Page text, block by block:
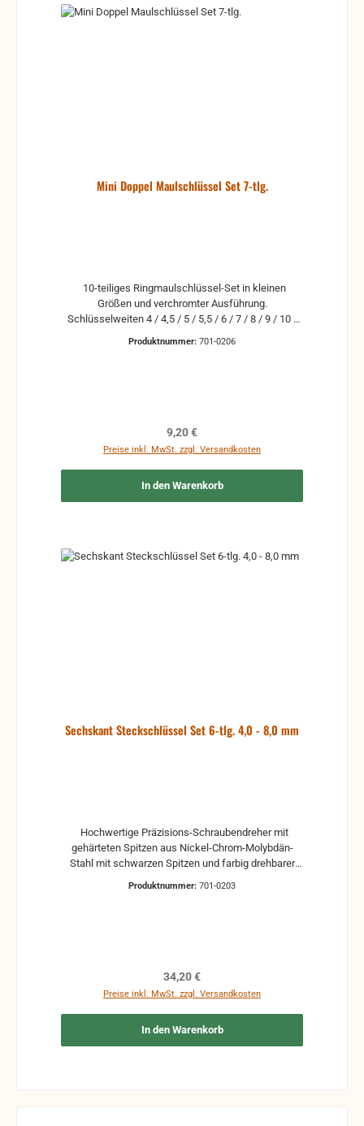
Mini Doppel Maulschlüssel Set 7-tlg.
Größen und verchromter Ausführung.
Schlüsselweiten 4 / 4,5 / 5 / 5,5 / 6 / 7 / 8 / 9 / 10 /
Produktnummer: 701-0206
Regulärer Preis:
9,20 €
Preise inkl. MwSt. zzgl. Versandkosten
In den Warenkorb
Sechskant Steckschlüssel Set 6-tlg. 4,0 - 8,0 mm
gehärteten Spitzen aus Nickel-Chrom-Molybdän-
Stahl mit schwarzen Spitzen und farbig drehbarer
Produktnummer: 701-0203
Regulärer Preis:
34,20 €
Preise inkl. MwSt. zzgl. Versandkosten
In den Warenkorb